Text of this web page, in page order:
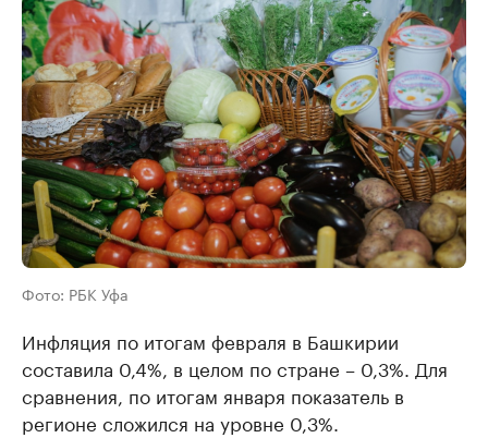
Фото: РБК Уфа
Инфляция по итогам февраля в Башкирии
составила 0,4%, в целом по стране – 0,3%. Для
сравнения, по итогам января показатель в
регионе сложился на уровне 0,3%.